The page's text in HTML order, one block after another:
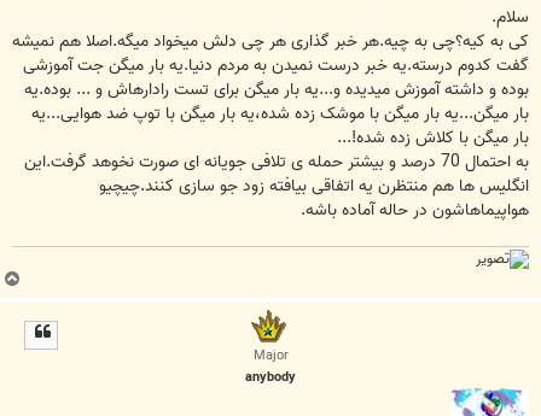
ت
سلام.
کی به کیه؟چی به چیه.هر خبر گذاری هر چی دلش میخواد میگه.اصلا هم نمیشه
گفت کدوم درسته.یه خبر درست نمیدن به مردم دنیا.یه بار میگن جت آموزشی
بوده و داشته آموزش میدیده و...یه بار میگن برای تست رادارهاش و ... بوده.یه
بار میگن...یه بار میگن با موشک زده شده،یه بار میگن با توپ ضد هوایی...یه
بار میگن با کلاش زده شده!...
به احتمال 70 درصد و بیشتر حمله ی تلافی جویانه ای صورت نخوهد گرفت.این
انگلیس ها هم منتظرن یه اتفاقی بیافته زود جو سازی کنند.چیچیو
هواپیماهاشون در حاله آماده باشه.
ب
ا
Major
anybody